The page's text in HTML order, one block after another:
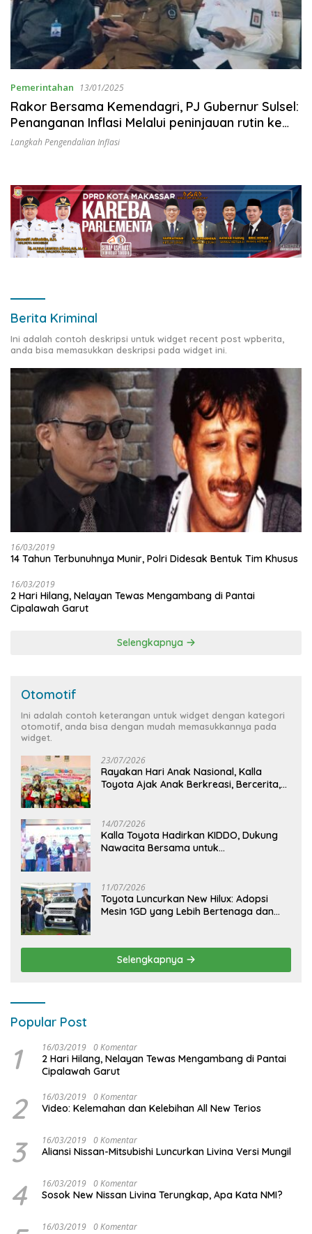
Pemerintahan 13/01/2025
Rakor Bersama Kemendagri, PJ Gubernur Sulsel:
Penanganan Inflasi Melalui peninjauan rutin ke
pasar, GPM dan pembentukan MDC
Langkah Pengendalian Inflasi
Berita Kriminal
Ini adalah contoh deskripsi untuk widget recent post wpberita,
anda bisa memasukkan deskripsi pada widget ini.
16/03/2019
14 Tahun Terbunuhnya Munir, Polri Didesak Bentuk Tim Khusus
16/03/2019
2 Hari Hilang, Nelayan Tewas Mengambang di Pantai
Cipalawah Garut
Selengkapnya
Otomotif
Ini adalah contoh keterangan untuk widget dengan kategori
otomotif, anda bisa dengan mudah memasukkannya pada
widget.
23/07/2026
Rayakan Hari Anak Nasional, Kalla
Toyota Ajak Anak Berkreasi, Bercerita,
14/07/2026
Kalla Toyota Hadirkan KIDDO, Dukung
Nawacita Bersama untuk
11/07/2026
Toyota Luncurkan New Hilux: Adopsi
Mesin 1GD yang Lebih Bertenaga dan
Selengkapnya
Popular Post
1 16/03/2019 0 Komentar
2 Hari Hilang, Nelayan Tewas Mengambang di Pantai
Cipalawah Garut
2 16/03/2019 0 Komentar
Video: Kelemahan dan Kelebihan All New Terios
3 16/03/2019 0 Komentar
Aliansi Nissan-Mitsubishi Luncurkan Livina Versi Mungil
4 16/03/2019 0 Komentar
Sosok New Nissan Livina Terungkap, Apa Kata NMI?
16/03/2019 0 Komentar